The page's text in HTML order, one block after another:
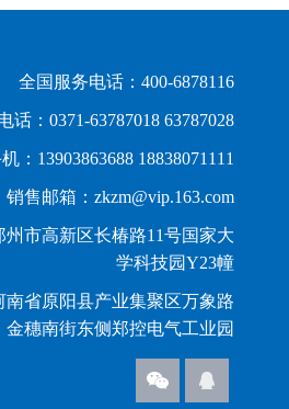
全国服务电话：400-6878116
话：0371-63787018 63787028
：13903863688 18838071111
销售邮箱：zkzm@vip.163.com
州市高新区长椿路11号国家大
学科技园Y23幢
南省原阳县产业集聚区万象路
金穗南街东侧郑控电气工业园